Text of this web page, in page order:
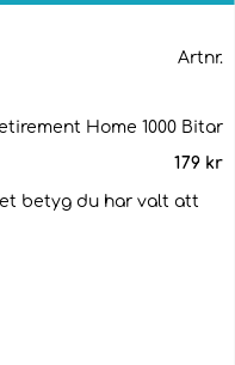
Artnr.
Home 1000 Bitar
179 kr
betyg du har valt att